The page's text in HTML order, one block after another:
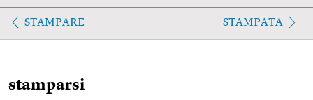
STAMPARE STAMPATA
stamparsi